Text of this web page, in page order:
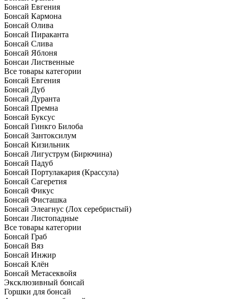
Бонсай Евгения
Бонсай Кармона
Бонсай Олива
Бонсай Пираканта
Бонсай Слива
Бонсай Яблоня
Бонсаи Лиственные
Все товары категории
Бонсай Евгения
Бонсай Дуб
Бонсай Дуранта
Бонсай Премна
Бонсай Буксус
Бонсай Гинкго Билоба
Бонсай Зантоксилум
Бонсай Кизильник
Бонсай Лигуструм (Бирючина)
Бонсай Падуб
Бонсай Портулакария (Крассула)
Бонсай Сагеретия
Бонсай Фикус
Бонсай Фисташка
Бонсай Элеагнус (Лох серебристый)
Бонсаи Листопадные
Все товары категории
Бонсай Граб
Бонсай Вяз
Бонсай Инжир
Бонсай Клён
Бонсай Метасеквойя
Эксклюзивный бонсай
Горшки для бонсай